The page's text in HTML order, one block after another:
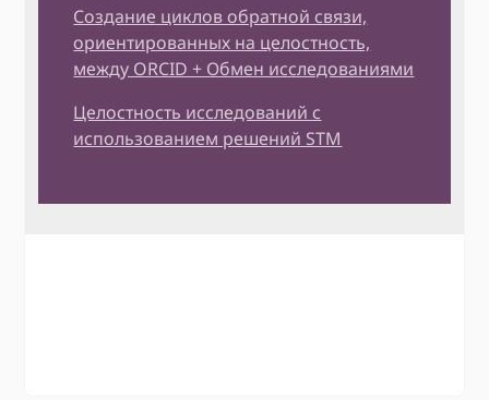
Создание циклов обратной связи,
ориентированных на целостность,
между ORCID + Обмен исследованиями
Целостность исследований с
использованием решений STM